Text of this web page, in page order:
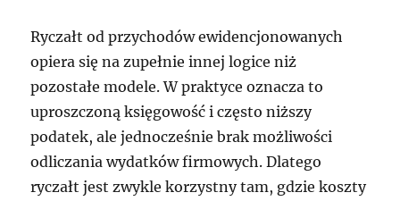
Ryczałt od przychodów ewidencjonowanych
opiera się na zupełnie innej logice niż
pozostałe modele. W praktyce oznacza to
uproszczoną księgowość i często niższy
podatek, ale jednocześnie brak możliwości
odliczania wydatków firmowych. Dlatego
ryczałt jest zwykle korzystny tam, gdzie koszty